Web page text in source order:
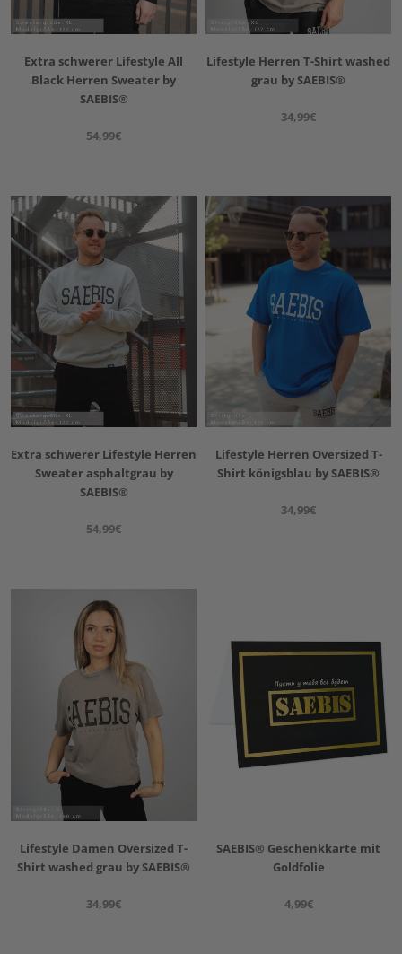
Extra schwerer Lifestyle All
Black Herren Sweater by
SAEBIS®
54,99€
Lifestyle Herren T-Shirt washed
grau by SAEBIS®
34,99€
Extra schwerer Lifestyle Herren
Sweater asphaltgrau by
SAEBIS®
54,99€
Lifestyle Herren Oversized T-
Shirt königsblau by SAEBIS®
34,99€
Lifestyle Damen Oversized T-
Shirt washed grau by SAEBIS®
34,99€
SAEBIS® Geschenkkarte mit
Goldfolie
4,99€